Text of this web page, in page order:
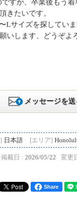
ですが、卒業後もう
きたいです。
Lサイズを探してい
いします、どうぞよ
メッセージを送
日本語 [エリア]
掲載日 : 2026/05/22 変更
Share